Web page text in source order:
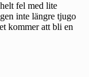
fel med lite
inte längre tjugo
kommer att bli en